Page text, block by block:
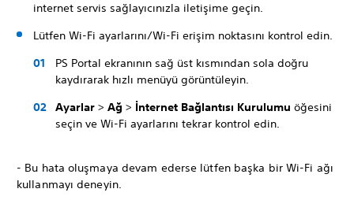
internet servis sağlayıcınızla iletişime geçin.
Lütfen Wi-Fi ayarlarını/Wi-Fi erişim noktasını kontrol edin.
PS Portal ekranının sağ üst kısmından sola doğru
kaydırarak hızlı menüyü görüntüleyin.
Ayarlar > Ağ > İnternet Bağlantısı Kurulumu öğesini
seçin ve Wi-Fi ayarlarını tekrar kontrol edin.
- Bu hata oluşmaya devam ederse lütfen başka bir Wi-Fi ağı
kullanmayı deneyin.